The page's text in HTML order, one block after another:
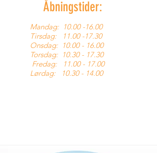
Åbningstider:
Mandag: 10.00 -16.00
Tirsdag:
11.00 -17.30
Onsdag: 10.00 - 16.00
Torsdag: 10.30 - 17.30
Fredag:
11.00 - 17.00
Lørdag:
10.30 - 14.00